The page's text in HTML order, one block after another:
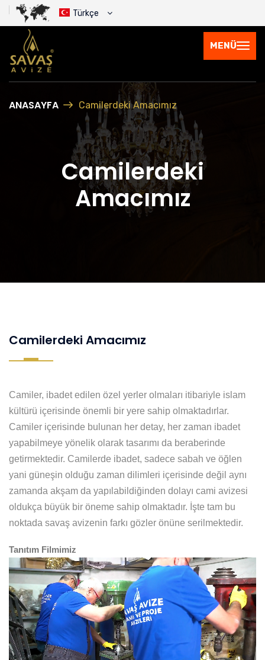
Türkçe
MENÜ
ANASAYFA Camilerdeki Amacımız
Camilerdeki
Amacımız
Camilerdeki Amacımız
Camiler, ibadet edilen özel yerler olmaları itibariyle islam
kültürü içerisinde önemli bir yere sahip olmaktadırlar.
Camiler içerisinde bulunan her detay, her zaman ibadet
yapabilmeye yönelik olarak tasarımı da beraberinde
getirmektedir. Camilerde ibadet, sadece sabah ve öğlen
yani güneşin olduğu zaman dilimleri içerisinde değil aynı
zamanda akşam da yapılabildiğinden dolayı cami avizesi
oldukça büyük bir öneme sahip olmaktadır. İşte tam bu
noktada savaş avizenin farkı gözler önüne serilmektedir.
Tanıtım Filmimiz